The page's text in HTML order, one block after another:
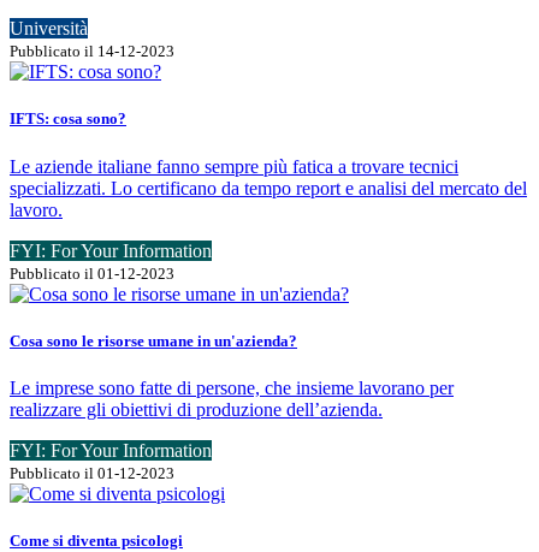
Università
Pubblicato il 14-12-2023
IFTS: cosa sono?
Le aziende italiane fanno sempre più fatica a trovare tecnici
specializzati. Lo certificano da tempo report e analisi del mercato del
lavoro.
FYI: For Your Information
Pubblicato il 01-12-2023
Cosa sono le risorse umane in un'azienda?
Le imprese sono fatte di persone, che insieme lavorano per
realizzare gli obiettivi di produzione dell’azienda.
FYI: For Your Information
Pubblicato il 01-12-2023
Come si diventa psicologi